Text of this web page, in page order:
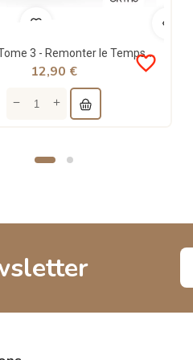
Saladin - Tome 3 - Remonter le Temps, rencontrer l’Histoire - Lyess Chacal - Oryms
favorite_border
12,90 €